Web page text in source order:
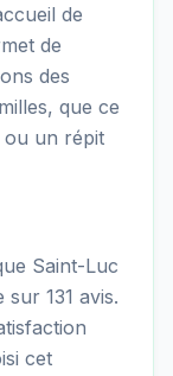
de
de
des
que ce
un répit
Saint-Luc
131 avis.
cet